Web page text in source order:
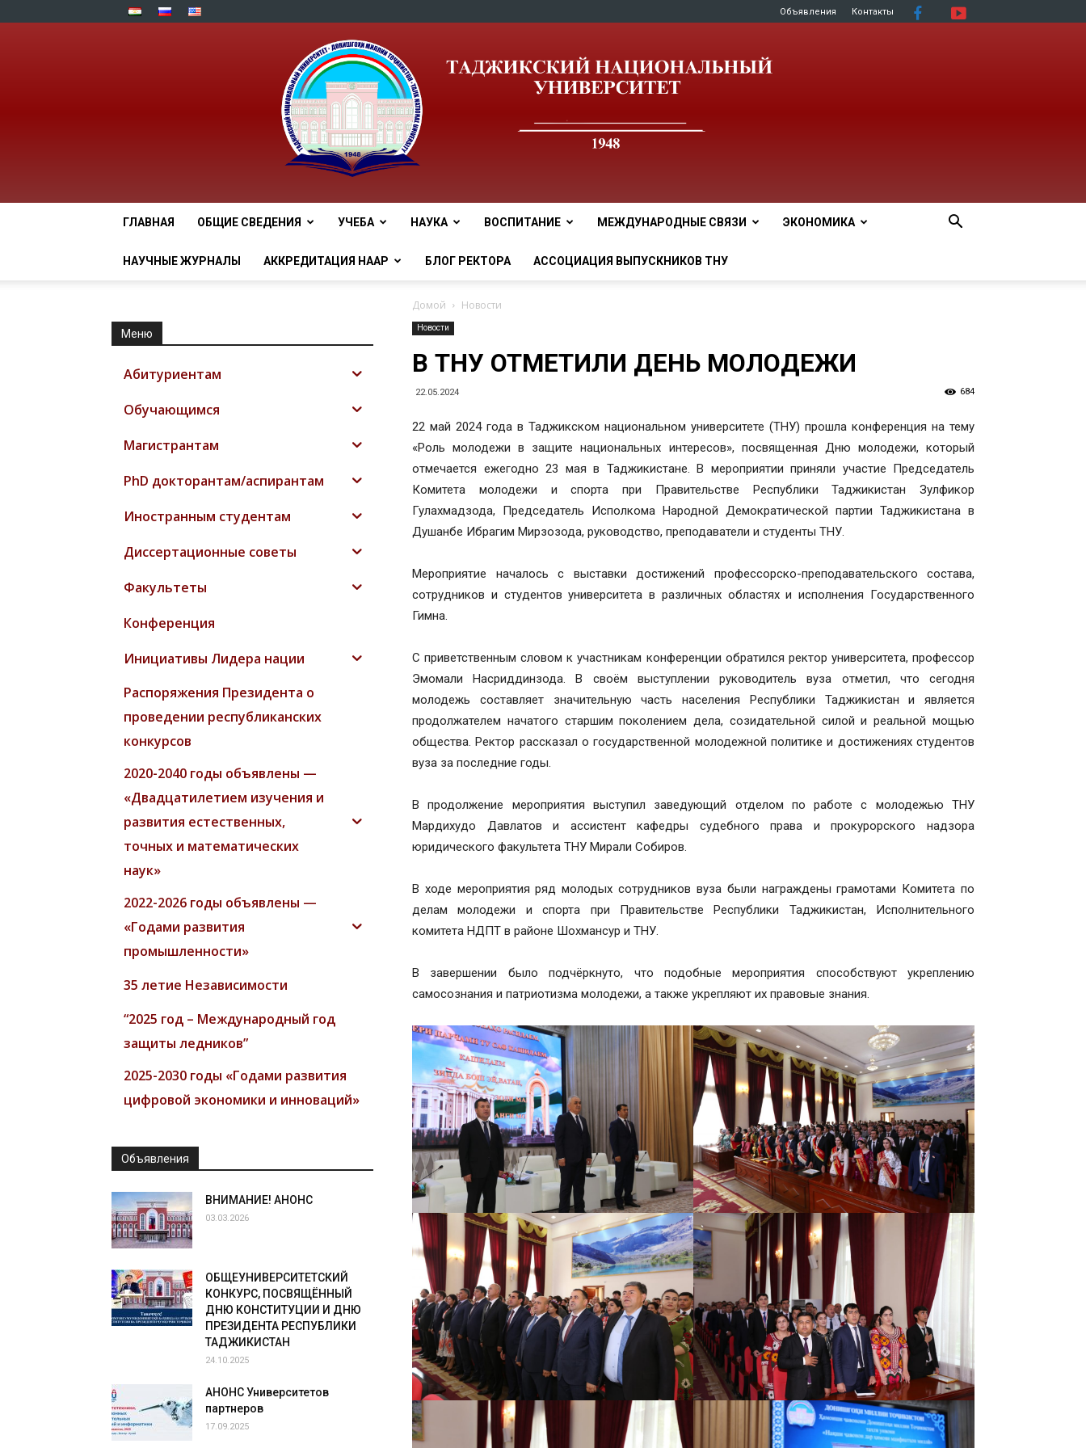
Объявления Контакты
tnu
ГЛАВНАЯ ОБЩИЕ СВЕДЕНИЯ УЧЕБА НАУКА ВОСПИТАНИЕ МЕЖДУНАРОДНЫЕ СВЯЗИ ЭКОНОМИКА
НАУЧНЫЕ ЖУРНАЛЫ АККРЕДИТАЦИЯ НААР БЛОГ РЕКТОРА АССОЦИАЦИЯ ВЫПУСКНИКОВ ТНУ
Домой Новости
Новости
В ТНУ ОТМЕТИЛИ ДЕНЬ МОЛОДЕЖИ
22.05.2024 684
22 май 2024 года в Таджикском национальном университете (ТНУ) прошла конференция на тему
«Роль молодежи в защите национальных интересов», посвященная Дню молодежи, который
отмечается ежегодно 23 мая в Таджикистане. В мероприятии приняли участие Председатель
Комитета молодежи и спорта при Правительстве Республики Таджикистан Зулфикор
Гулахмадзода, Председатель Исполкома Народной Демократической партии Таджикистана в
Душанбе Ибрагим Мирзозода, руководство, преподаватели и студенты ТНУ.
Мероприятие началось с выставки достижений профессорско-преподавательского состава,
сотрудников и студентов университета в различных областях и исполнения Государственного
Гимна.
С приветственным словом к участникам конференции обратился ректор университета, профессор
Эмомали Насриддинзода. В своём выступлении руководитель вуза отметил, что сегодня
молодежь составляет значительную часть населения Республики Таджикистан и является
продолжателем начатого старшим поколением дела, созидательной силой и реальной мощью
общества. Ректор рассказал о государственной молодежной политике и достижениях студентов
вуза за последние годы.
В продолжение мероприятия выступил заведующий отделом по работе с молодежью ТНУ
Мардихудо Давлатов и ассистент кафедры судебного права и прокурорского надзора
юридического факультета ТНУ Мирали Собиров.
В ходе мероприятия ряд молодых сотрудников вуза были награждены грамотами Комитета по
делам молодежи и спорта при Правительстве Республики Таджикистан, Исполнительного
комитета НДПТ в районе Шохмансур и ТНУ.
В завершении было подчёркнуто, что подобные мероприятия способствуют укреплению
самосознания и патриотизма молодежи, а также укрепляют их правовые знания.
Меню
Абитуриентам
Обучающимся
Магистрантам
PhD докторантам/аспирантам
Иностранным студентам
Диссертационные советы
Факультеты
Конференция
Инициативы Лидера нации
Распоряжения Президента о
проведении республиканских
конкурсов
2020-2040 годы объявлены —
«Двадцатилетием изучения и
развития естественных,
точных и математических
наук»
2022-2026 годы объявлены —
«Годами развития
промышленности»
35 летие Независимости
“2025 год – Международный год
защиты ледников”
2025-2030 годы «Годами развития
цифровой экономики и инноваций»
Объявления
ВНИМАНИЕ! АНОНС
03.03.2026
ОБЩЕУНИВЕРСИТЕТСКИЙ
КОНКУРС, ПОСВЯЩЁННЫЙ
ДНЮ КОНСТИТУЦИИ И ДНЮ
ПРЕЗИДЕНТА РЕСПУБЛИКИ
ТАДЖИКИСТАН
24.10.2025
АНОНС Университетов
партнеров
17.09.2025